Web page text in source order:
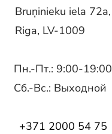
Bruņinieku iela 72a,
Riga, LV-1009
Пн.-Пт.: 9:00-19:00
Сб.-Вс.: Выходной
+371 2000 54 75